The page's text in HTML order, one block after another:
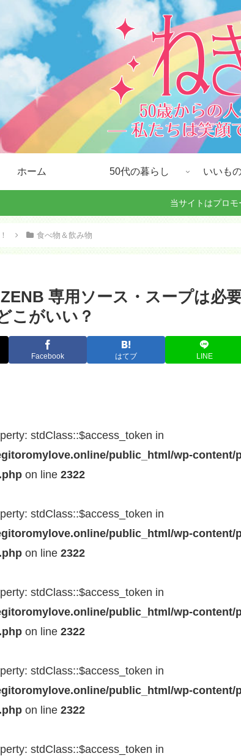
ホーム 50代の暮らし いいも
当サイトはプロモ
食べ物＆飲み物
専用ソース・スープは必
こがいい？
Facebook はてブ LINE
stdClass::$access_token in
public_html/wp-content/
on line 2322
stdClass::$access_token in
public_html/wp-content/
on line 2322
stdClass::$access_token in
public_html/wp-content/
on line 2322
stdClass::$access_token in
public_html/wp-content/
on line 2322
stdClass::$access_token in